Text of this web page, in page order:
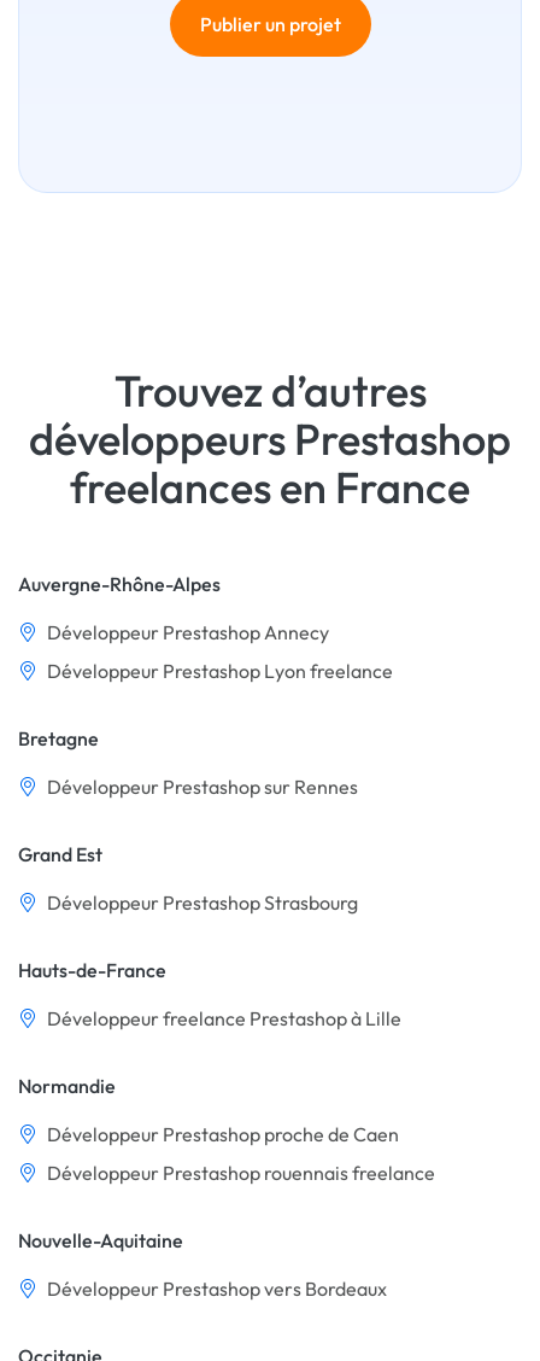
Publier un projet
Trouvez d’autres
développeurs Prestashop
freelances en France
Auvergne-Rhône-Alpes
Développeur Prestashop Annecy
Développeur Prestashop Lyon freelance
Bretagne
Développeur Prestashop sur Rennes
Grand Est
Développeur Prestashop Strasbourg
Hauts-de-France
Développeur freelance Prestashop à Lille
Normandie
Développeur Prestashop proche de Caen
Développeur Prestashop rouennais freelance
Nouvelle-Aquitaine
Développeur Prestashop vers Bordeaux